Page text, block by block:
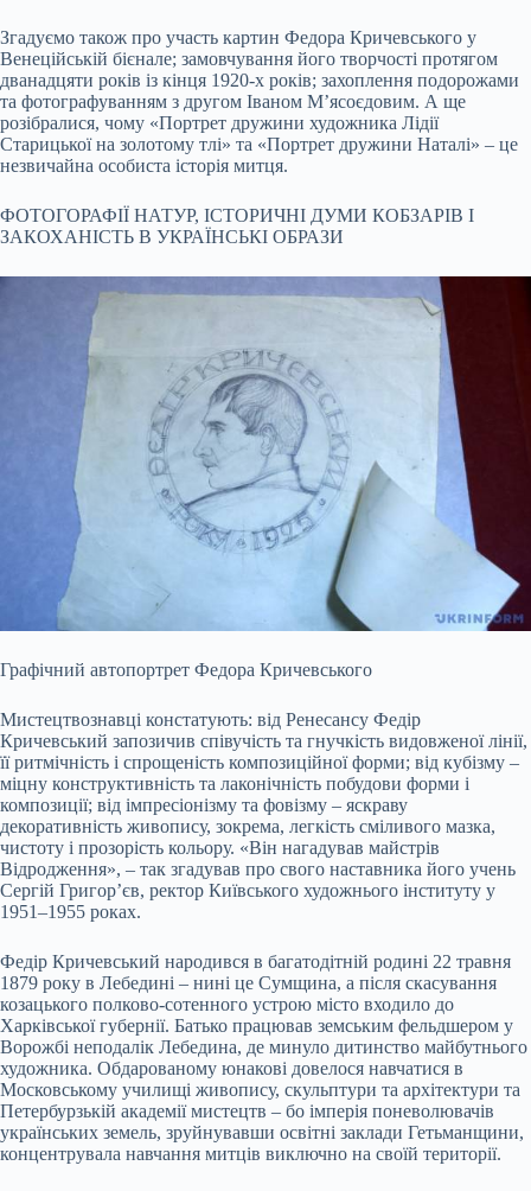
Згадуємо також про участь картин Федора Кричевського у
Венеційській бієнале; замовчування його творчості протягом
дванадцяти років із кінця 1920-х років; захоплення подорожами
та фотографуванням з другом Іваном М’ясоєдовим. А ще
розібралися, чому «Портрет дружини художника Лідії
Старицької на золотому тлі» та «Портрет дружини Наталі» – це
незвичайна особиста історія митця.
ФОТОГОРАФІЇ НАТУР, ІСТОРИЧНІ ДУМИ КОБЗАРІВ І
ЗАКОХАНІСТЬ В УКРАЇНСЬКІ ОБРАЗИ
Графічний автопортрет Федора Кричевського
Мистецтвознавці констатують: від Ренесансу Федір
Кричевський запозичив співучість та гнучкість видовженої лінії,
її ритмічність і спрощеність композиційної форми; від кубізму –
міцну конструктивність та лаконічність побудови форми і
композиції; від імпресіонізму та фовізму – яскраву
декоративність живопису, зокрема, легкість сміливого мазка,
чистоту і прозорість кольору. «Він нагадував майстрів
Відродження», – так згадував про свого наставника його учень
Сергій Григор’єв, ректор Київського художнього інституту у
1951–1955 роках.
Федір Кричевський народився в багатодітній родині 22 травня
1879 року в Лебедині – нині це Сумщина, а після скасування
козацького полково-сотенного устрою місто входило до
Харківської губернії. Батько працював земським фельдшером у
Ворожбі неподалік Лебедина, де минуло дитинство майбутнього
художника. Обдарованому юнакові довелося навчатися в
Московському училищі живопису, скульптури та архітектури та
Петербурзькій академії мистецтв – бо імперія поневолювачів
українських земель, зруйнувавши освітні заклади Гетьманщини,
концентрувала навчання митців виключно на своїй території.